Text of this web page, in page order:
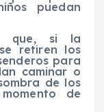
puedan
que, si la
retiren los
para
caminar o
de los
de